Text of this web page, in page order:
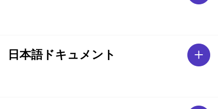
日本語ドキュメント